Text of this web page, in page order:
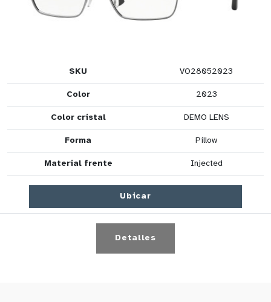
SKU VO28052023
Color 2023
Color cristal DEMO LENS
Forma Pillow
Material frente Injected
Ubicar
Detalles